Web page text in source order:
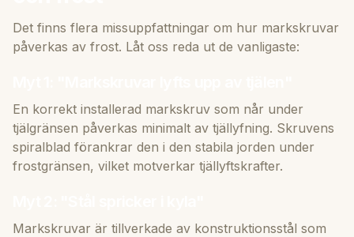
Det finns flera missuppfattningar om hur markskruvar
påverkas av frost. Låt oss reda ut de vanligaste:
En korrekt installerad markskruv som når under
tjälgränsen påverkas minimalt av tjällyfning. Skruvens
spiralblad förankrar den i den stabila jorden under
frostgränsen, vilket motverkar tjällyftskrafter.
Markskruvar är tillverkade av konstruktionsstål som